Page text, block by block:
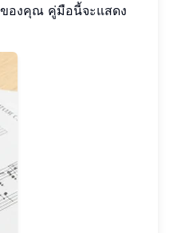
ของคุณ คู่มือนี้จะแสดง